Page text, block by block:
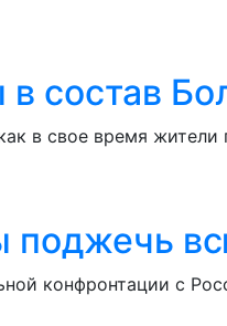
состав
в свое время жители
конфронтации с